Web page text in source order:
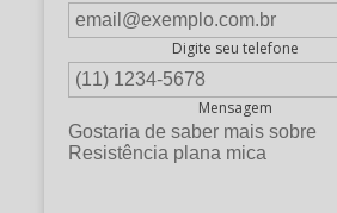
Digite seu telefone
Mensagem